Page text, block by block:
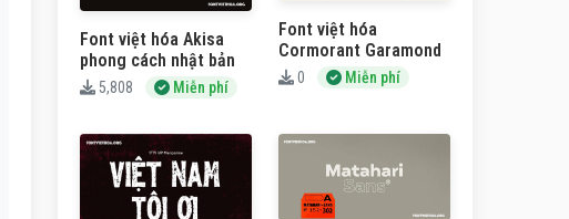
Font việt hóa Akisa
phong cách nhật bản
5,808 Miễn phí
Font việt hóa
Cormorant Garamond
0 Miễn phí